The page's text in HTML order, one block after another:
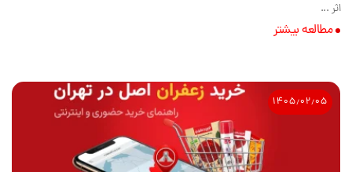
اثر ...
مطالعه بیشتر
۱۴۰۵٫۰۲٫۰۵